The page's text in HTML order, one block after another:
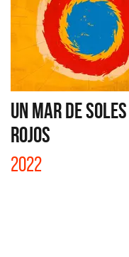
UN MAR DE SOLES
ROJOS
2022